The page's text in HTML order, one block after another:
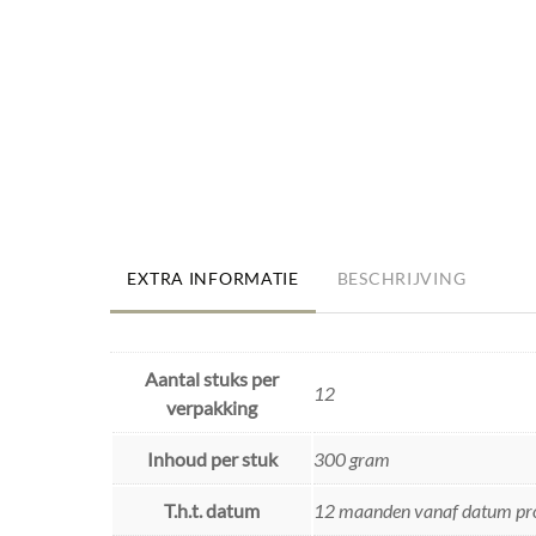
EXTRA INFORMATIE BESCHRIJVING
Aantal stuks per
verpakking
12
Inhoud per stuk 300 gram
T.h.t. datum 12 maanden vanaf datum